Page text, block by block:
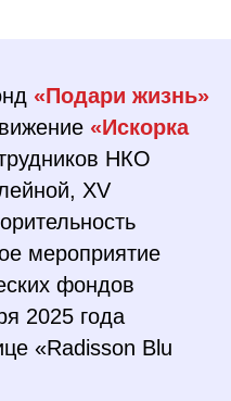
«Подари жизнь»
«Искорка
НКО
XV
мероприятие
фондов
2025 года
«Radisson Blu